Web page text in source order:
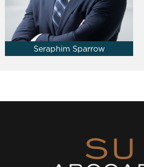
Seraphim Sparrow